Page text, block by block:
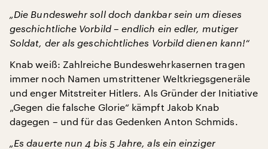
„Die Bundeswehr soll doch dankbar sein um dieses
geschichtliche Vorbild – endlich ein edler, mutiger
Soldat, der als geschichtliches Vorbild dienen kann!“
Knab weiß: Zahlreiche Bundeswehrkasernen tragen
immer noch Namen umstrittener Weltkriegsgeneräle
und enger Mitstreiter Hitlers. Als Gründer der Initiative
„Gegen die falsche Glorie“ kämpft Jakob Knab
dagegen – und für das Gedenken Anton Schmids.
„Es dauerte nun 4 bis 5 Jahre, als ein einziger